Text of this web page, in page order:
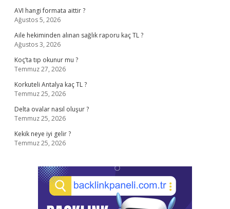
AVI hangi formata aittir ?
Ağustos 5, 2026
Aile hekiminden alınan sağlık raporu kaç TL ?
Ağustos 3, 2026
Koç’ta tıp okunur mu ?
Temmuz 27, 2026
Korkuteli Antalya kaç TL ?
Temmuz 25, 2026
Delta ovalar nasıl oluşur ?
Temmuz 25, 2026
Kekik neye iyi gelir ?
Temmuz 25, 2026